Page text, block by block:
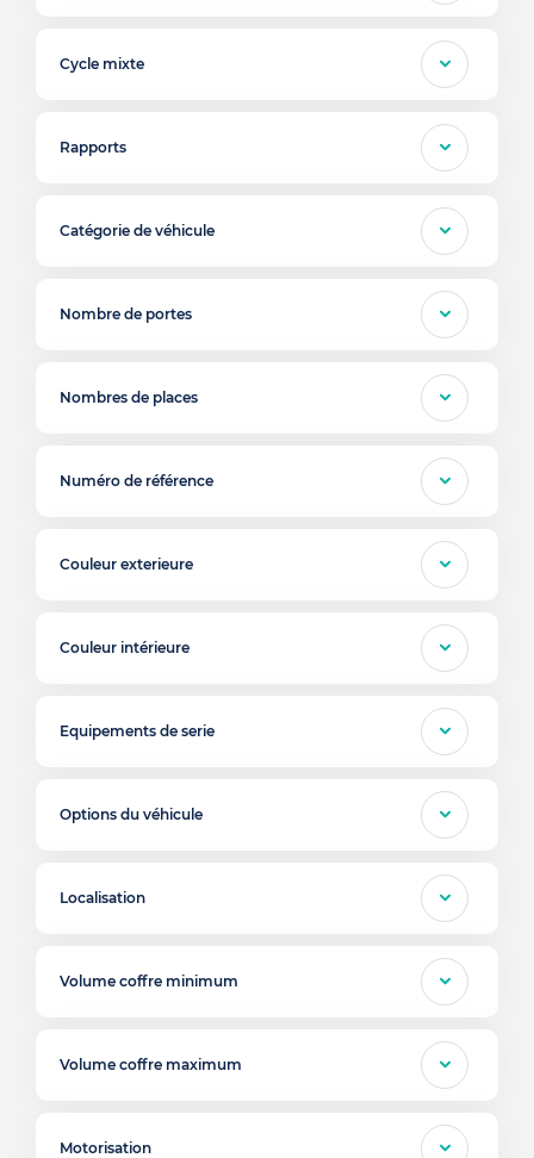
Cycle mixte
Rapports
Catégorie de véhicule
Nombre de portes
Nombres de places
Numéro de référence
Couleur exterieure
Couleur intérieure
Equipements de serie
Options du véhicule
Localisation
Volume coffre minimum
Volume coffre maximum
Motorisation